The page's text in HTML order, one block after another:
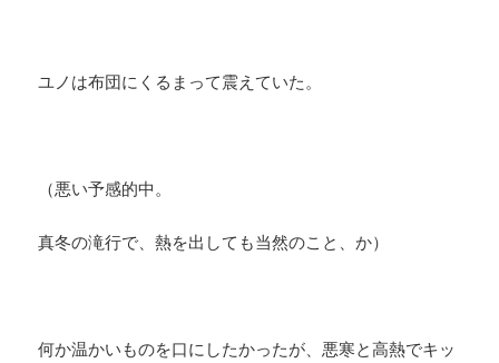
ユノは布団にくるまって震えていた。
（悪い予感的中。
真冬の滝行で、熱を出しても当然のこと、か）
何か温かいものを口にしたかったが、悪寒と高熱でキッ